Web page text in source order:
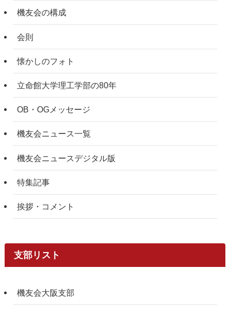
機友会の構成
会則
懐かしのフォト
立命館大学理工学部の80年
OB・OGメッセージ
機友会ニュース一覧
機友会ニュースデジタル版
特集記事
挨拶・コメント
支部リスト
機友会大阪支部